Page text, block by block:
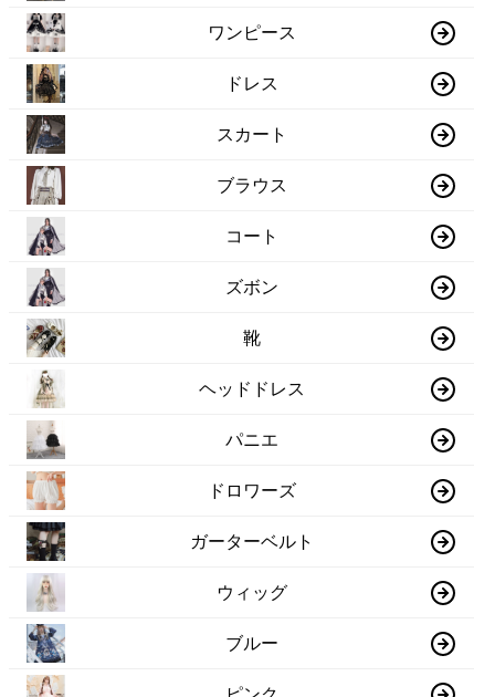
ワンピース
ドレス
スカート
ブラウス
コート
ズボン
靴
ヘッドドレス
パニエ
ドロワーズ
ガーターベルト
ウィッグ
ブルー